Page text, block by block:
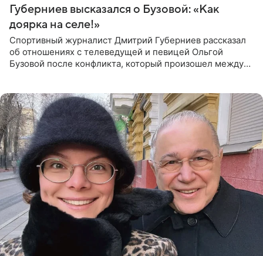
Губерниев высказался о Бузовой: «Как
доярка на селе!»
Спортивный журналист Дмитрий Губерниев рассказал
об отношениях с телеведущей и певицей Ольгой
Бузовой после конфликта, который произошел между